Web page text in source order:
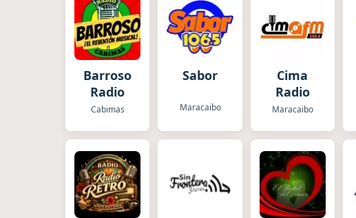
Barroso
Radio
Cabimas
Sabor
Maracaibo
Cima
Radio
Maracaibo